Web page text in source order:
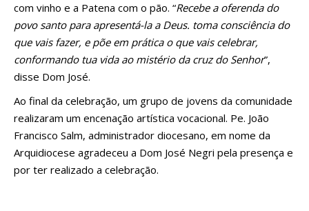
com vinho e a Patena com o pão. “Recebe a oferenda do
povo santo para apresentá-la a Deus. toma consciência do
que vais fazer, e põe em prática o que vais celebrar,
conformando tua vida ao mistério da cruz do Senhor”,
disse Dom José.
Ao final da celebração, um grupo de jovens da comunidade
realizaram um encenação artística vocacional. Pe. João
Francisco Salm, administrador diocesano, em nome da
Arquidiocese agradeceu a Dom José Negri pela presença e
por ter realizado a celebração.